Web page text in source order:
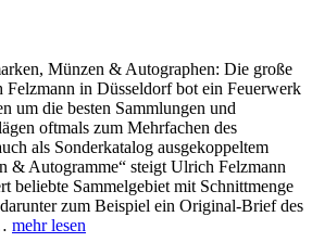
Münzen & Autographen: Die große
in Düsseldorf bot ein Feuerwerk
um die besten Sammlungen und
oftmals zum Mehrfachen des
als Sonderkatalog ausgekoppeltem
& Autogramme“ steigt Ulrich Felzmann
beliebte Sammelgebiet mit Schnittmenge
zum Beispiel ein Original-Brief des
mehr lesen